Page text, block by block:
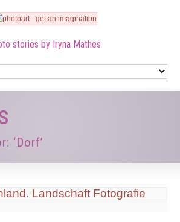
stories by Iryna Mathes
‘Dorf’